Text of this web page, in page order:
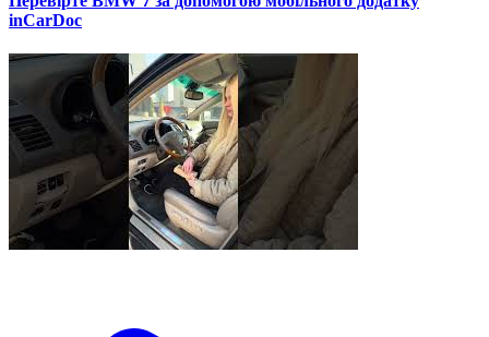
inCarDoc